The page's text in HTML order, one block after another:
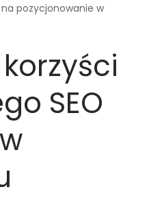
pozycjonowanie w
SEO